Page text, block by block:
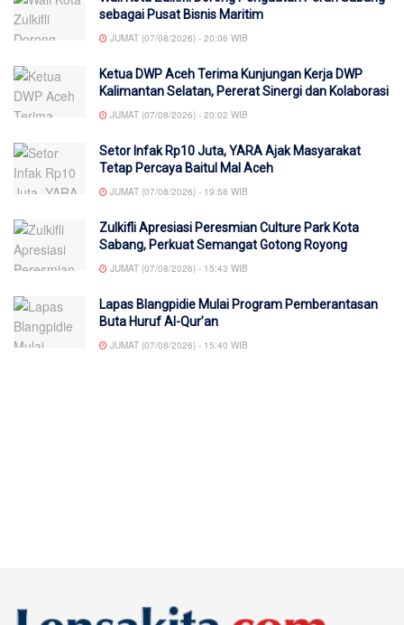
sebagai Pusat Bisnis Maritim
JUMAT (07/08/2026) - 20:06 WIB
Ketua DWP Aceh Terima Kunjungan Kerja DWP
Kalimantan Selatan, Pererat Sinergi dan Kolaborasi
JUMAT (07/08/2026) - 20:02 WIB
Setor Infak Rp10 Juta, YARA Ajak Masyarakat
Tetap Percaya Baitul Mal Aceh
JUMAT (07/08/2026) - 19:58 WIB
Zulkifli Apresiasi Peresmian Culture Park Kota
Sabang, Perkuat Semangat Gotong Royong
JUMAT (07/08/2026) - 15:43 WIB
Lapas Blangpidie Mulai Program Pemberantasan
Buta Huruf Al-Qur’an
JUMAT (07/08/2026) - 15:40 WIB